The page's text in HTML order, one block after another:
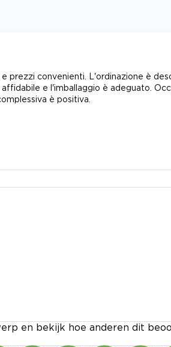
prezzi convenienti. L'ordinazione è
e l'imballaggio è adeguato.
è positiva.
en bekijk hoe anderen dit